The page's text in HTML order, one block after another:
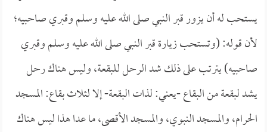
يستحب له أن يزور قبر النبي صلى الله عليه وسلم وقبري صاحبيه؛
لأن قوله: (وتستحب زيارة قبر النبي صلى الله عليه وسلم وقبري
صاحبيه) يترتب على ذلك شد الرحل للبقعة، وليس هناك رحل
يشد لبقعة من البقاع -يعني: لذات البقعة- إلا لثلاث بقاع: المسجد
الحرام، والمسجد النبوي، والمسجد الأقصى، ما عدا هذا ليس هناك